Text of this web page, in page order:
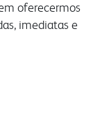
oferecermos
imediatas e